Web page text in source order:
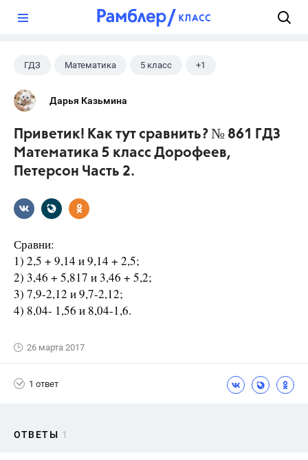
ГДЗ Математика 5 класс +1
Дорофеев Г. В.
Дарья Казьмина
Приветик! Как тут сравнить? № 861 ГДЗ
Математика 5 класс Дорофеев,
Петерсон Часть 2.
Сравни:
1) 2,5 + 9,14 и 9,14 + 2,5;
2) 3,46 + 5,817 и 3,46 + 5,2;
3) 7,9-2,12 и 9,7-2,12;
4) 8,04- 1,56 и 8,04-1,6.
26 марта 2017
1 ответ
ОТВЕТЫ 1